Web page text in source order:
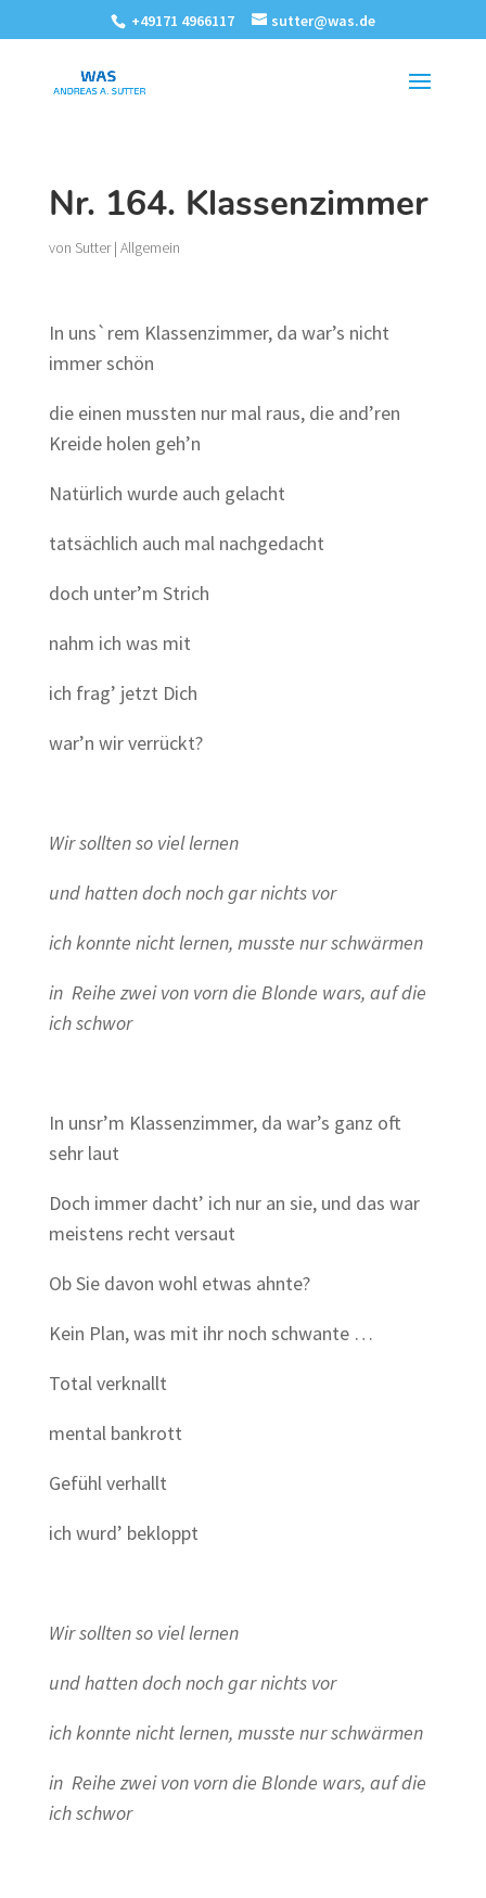
+49171 4966117 sutter@was.de
Nr. 164. Klassenzimmer
von Sutter| Allgemein
In uns`rem Klassenzimmer, da war’s nicht
immer schön
die einen mussten nur mal raus, die and’ren
Kreide holen geh’n
Natürlich wurde auch gelacht
tatsächlich auch mal nachgedacht
doch unter’m Strich
nahm ich was mit
ich frag’ jetzt Dich
war’n wir verrückt?
Wir sollten so viel lernen
und hatten doch noch gar nichts vor
ich konnte nicht lernen, musste nur schwärmen
in Reihe zwei von vorn die Blonde wars, auf die
ich schwor
In unsr’m Klassenzimmer, da war’s ganz oft
sehr laut
Doch immer dacht’ ich nur an sie, und das war
meistens recht versaut
Ob Sie davon wohl etwas ahnte?
Kein Plan, was mit ihr noch schwante …
Total verknallt
mental bankrott
Gefühl verhallt
ich wurd’ bekloppt
Wir sollten so viel lernen
und hatten doch noch gar nichts vor
ich konnte nicht lernen, musste nur schwärmen
in Reihe zwei von vorn die Blonde wars, auf die
ich schwor